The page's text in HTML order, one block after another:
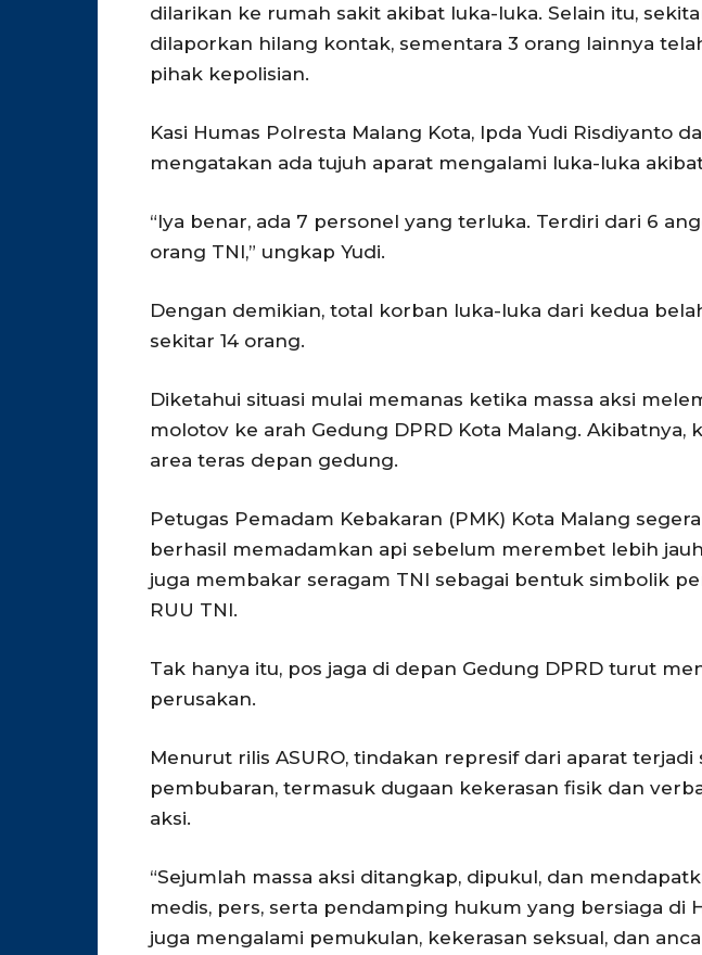
dilarikan ke rumah sakit akibat luka-luka. Selain itu,
dilaporkan hilang kontak, sementara 3 orang lainnya
pihak kepolisian.
Kasi Humas Polresta Malang Kota, Ipda Yudi Risdiyanto
mengatakan ada tujuh aparat mengalami luka-luka
“Iya benar, ada 7 personel yang terluka. Terdiri dari 6
orang TNI,” ungkap Yudi.
Dengan demikian, total korban luka-luka dari kedua
sekitar 14 orang.
Diketahui situasi mulai memanas ketika massa aksi
molotov ke arah Gedung DPRD Kota Malang. Akibatnya,
area teras depan gedung.
Petugas Pemadam Kebakaran (PMK) Kota Malang
berhasil memadamkan api sebelum merembet lebih
juga membakar seragam TNI sebagai bentuk simbolik
RUU TNI.
Tak hanya itu, pos jaga di depan Gedung DPRD turut
perusakan.
Menurut rilis ASURO, tindakan represif dari aparat terjadi
pembubaran, termasuk dugaan kekerasan fisik dan
aksi.
“Sejumlah massa aksi ditangkap, dipukul, dan
medis, pers, serta pendamping hukum yang bersiaga di
juga mengalami pemukulan, kekerasan seksual, dan